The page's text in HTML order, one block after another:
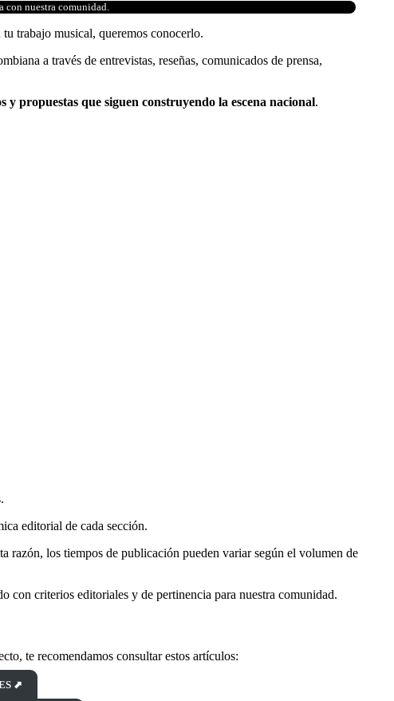
con nuestra comunidad.
trabajo musical, queremos conocerlo.
a través de entrevistas, reseñas, comunicados de prensa,
propuestas que siguen construyendo la escena nacional.
editorial de cada sección.
razón, los tiempos de publicación pueden variar según el volumen de
con criterios editoriales y de pertinencia para nuestra comunidad.
te recomendamos consultar estos artículos:
⬈